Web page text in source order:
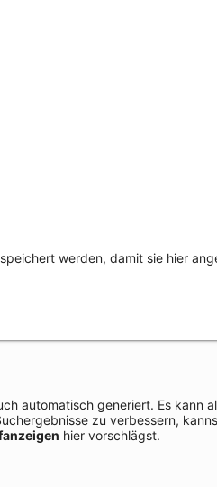
werden, damit sie hier
automatisch generiert. Es kann
zu verbessern,
hier vorschlägst.